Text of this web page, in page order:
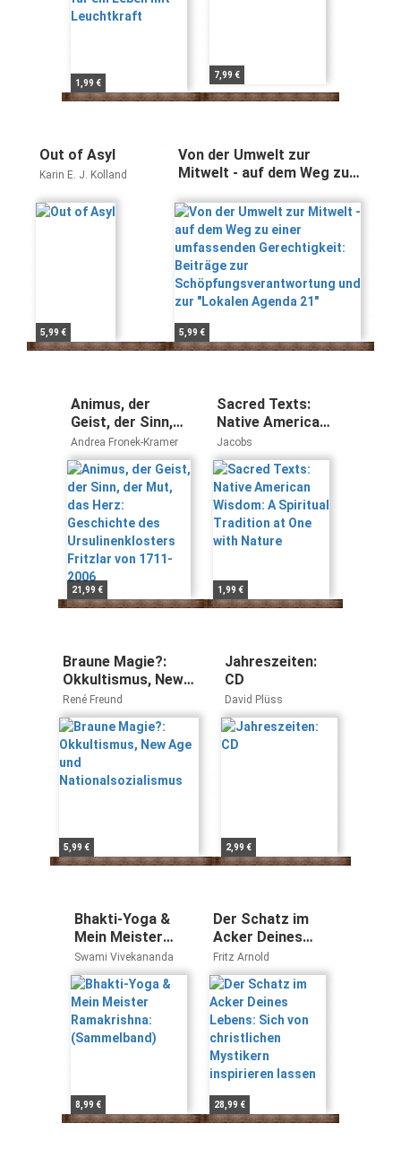
1,99 €
7,99 €
Out of Asyl
Karin E. J. Kolland
5,99 €
Von der Umwelt zur
Mitwelt - auf dem Weg zu
Gerechtigkeit: Beiträge
zur
Schöpfungsverantwortung
und zur "Lokalen Agenda
21"
5,99 €
Animus, der
Geist, der Sinn,
der Mut, das
Herz: Geschichte
des
Ursulinenklosters
Fritzlar von 1711-
2006
Andrea Fronek-Kramer
21,99 €
Sacred Texts:
Native American
Wisdom: A
Spiritual
Tradition at One
with Nature
Jacobs
1,99 €
Braune Magie?:
Okkultismus, New
Age und
Nationalsozialismus
René Freund
5,99 €
Jahreszeiten:
CD
David Plüss
2,99 €
Bhakti-Yoga &
Mein Meister
Ramakrishna:
(Sammelband)
Swami Vivekananda
8,99 €
Der Schatz im
Acker Deines
Lebens: Sich von
christlichen
Mystikern
inspirieren
lassen
Fritz Arnold
28,99 €